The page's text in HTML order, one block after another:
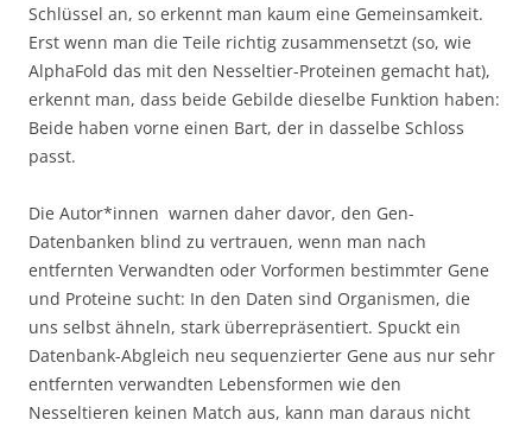
Schlüssel an, so erkennt man kaum eine Gemeinsamkeit.
Erst wenn man die Teile richtig zusammensetzt (so, wie
AlphaFold das mit den Nesseltier-Proteinen gemacht hat),
erkennt man, dass beide Gebilde dieselbe Funktion haben:
Beide haben vorne einen Bart, der in dasselbe Schloss
passt.
Die Autor*innen warnen daher davor, den Gen-
Datenbanken blind zu vertrauen, wenn man nach
entfernten Verwandten oder Vorformen bestimmter Gene
und Proteine sucht: In den Daten sind Organismen, die
uns selbst ähneln, stark überrepräsentiert. Spuckt ein
Datenbank-Abgleich neu sequenzierter Gene aus nur sehr
entfernten verwandten Lebensformen wie den
Nesseltieren keinen Match aus, kann man daraus nicht